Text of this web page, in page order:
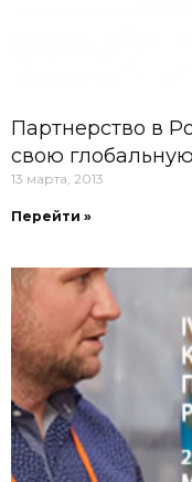
Партнерство в
свою
13 марта, 2013
Перейти »